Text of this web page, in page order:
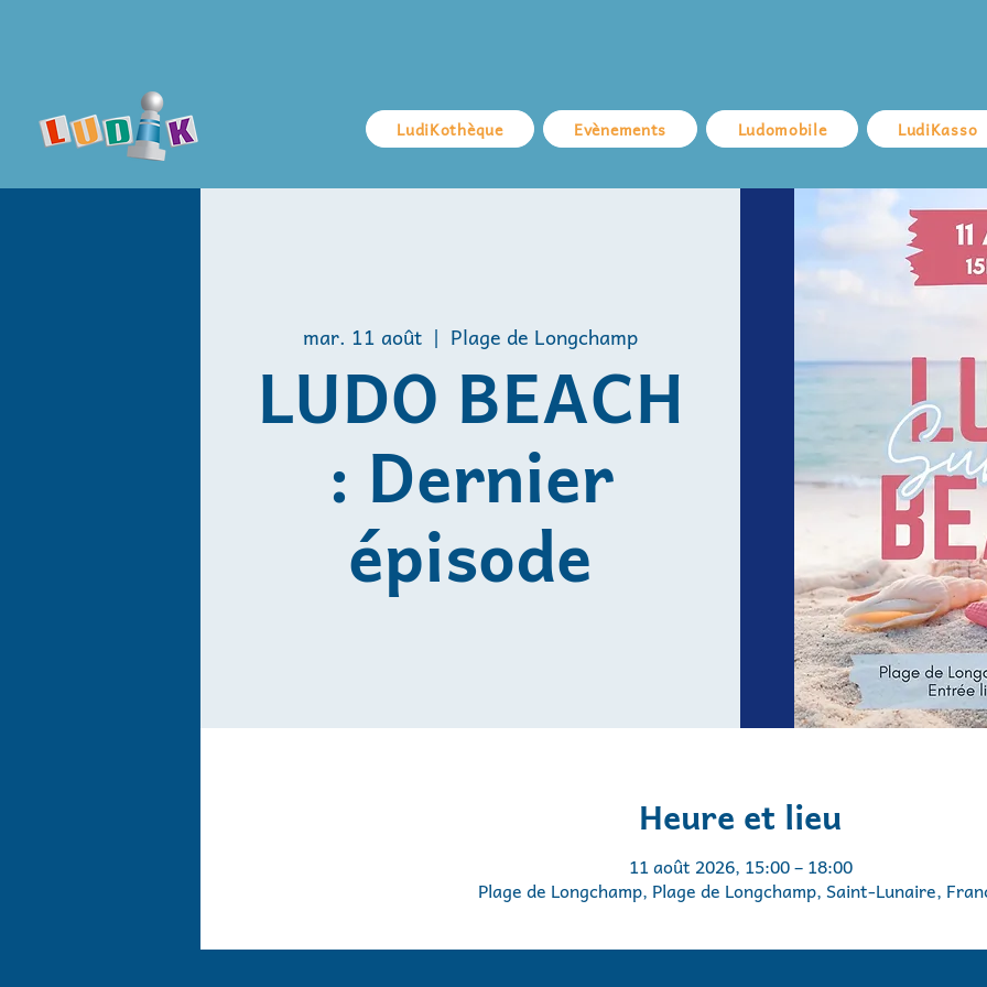
LudiKothèque Evènements Ludomobile LudiKasso
mar. 11 août
  |
Plage de Longchamp
LUDO BEACH
: Dernier
épisode
Heure et lieu
11 août 2026, 15:00 – 18:00
Plage de Longchamp, Plage de Longchamp, Saint-Lunaire,